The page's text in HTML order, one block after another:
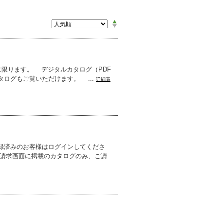
限ります。 デジタルカタログ（PDF
ログもご覧いただけます。 ... 詳細表
みのお客様はログインしてくださ
求画面に掲載のカタログのみ、ご請